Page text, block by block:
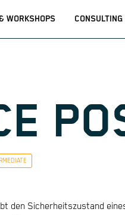
WORKSHOPS CONSULTING
den Sicherheitszustand